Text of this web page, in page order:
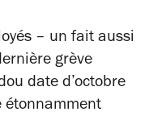
– un fait aussi
grève
date d’octobre